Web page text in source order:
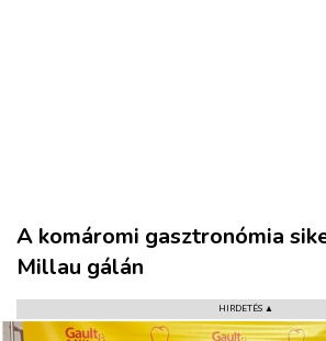
SPORT
MIX
A komáromi gasztronómia
Millau gálán
HIRDETÉS ▲